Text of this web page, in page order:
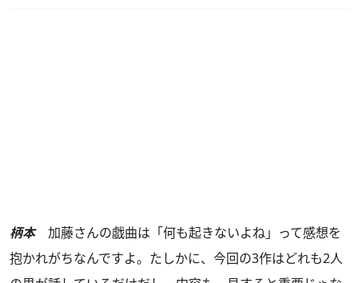
柄本加藤さんの戯曲は「何も起きないよね」って感想を
抱かれがちなんですよ。たしかに、今回の3作はどれも2人